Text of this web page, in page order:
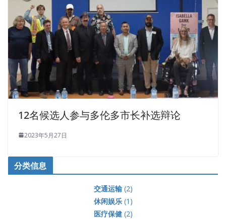
12名候选人参与多伦多市长补选辩论
2023年5月27日
分类信息
交通运输(2)
休闲娱乐(1)
医疗保健(2)